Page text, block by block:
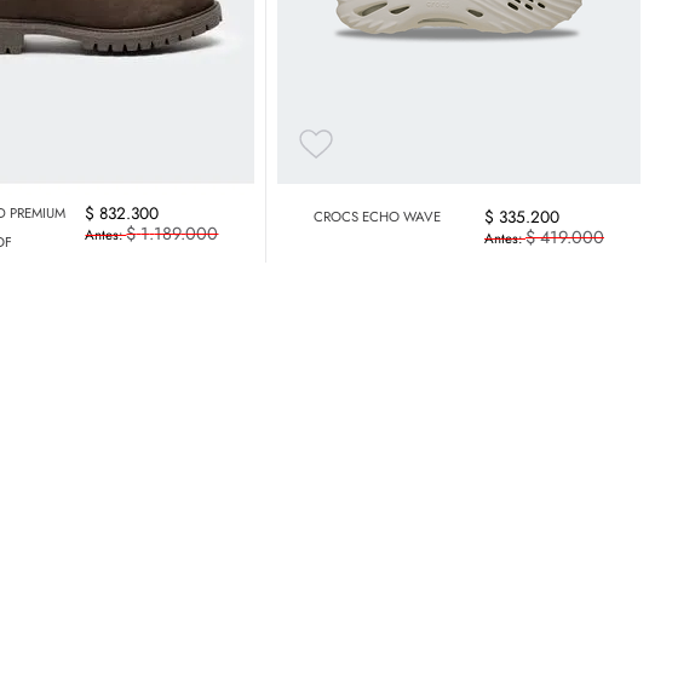
PREMIUM $ 832.300
$1.189.000
CROCS ECHO WAVE $ 335.200
$419.000